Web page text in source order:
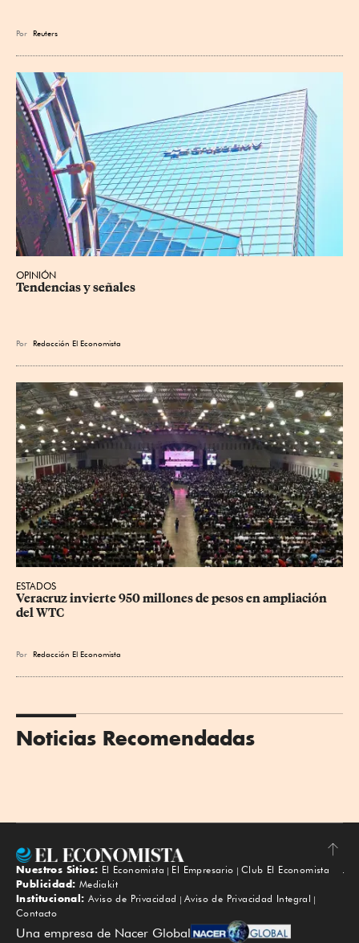
Por Reuters
OPINIÓN
Tendencias y señales
Por Redacción El Economista
ESTADOS
Veracruz invierte 950 millones de pesos en ampliación
del WTC
Por Redacción El Economista
Noticias Recomendadas
Subir
Nuestros Sitios: El Economista El Empresario
Club El Economista
Publicidad: Mediakit
Institucional: Aviso de Privacidad
Aviso de Privacidad Integral
Contacto
Una empresa de Nacer Global